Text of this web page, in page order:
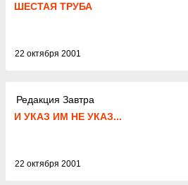
ШЕСТАЯ ТРУБА
22 октября 2001
Редакция Завтра
И УКАЗ ИМ НЕ УКАЗ...
22 октября 2001